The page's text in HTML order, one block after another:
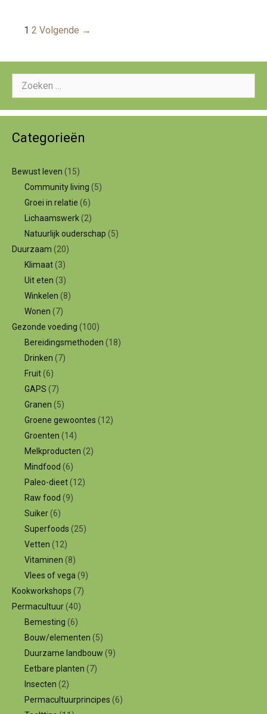
Berichtnavigatie
1 2 Volgende →
naar:
Categorieën
Bewust leven (15)
Community living (5)
Groei in relatie (6)
Lichaamswerk(2)
Natuurlijk ouderschap (5)
Duurzaam (20)
Klimaat(3)
Uit eten (3)
Winkelen (8)
Wonen (7)
Gezonde voeding (100)
Bereidingsmethoden (18)
Drinken (7)
Fruit(6)
GAPS (7)
Granen (5)
Groene gewoontes (12)
Groenten (14)
Melkproducten (2)
Mindfood (6)
Paleo-dieet(12)
Raw food (9)
Suiker(6)
Superfoods (25)
Vetten (12)
Vitaminen (8)
Vlees of vega(9)
Kookworkshops (7)
Permacultuur(40)
Bemesting (6)
Bouw/elementen (5)
Duurzame landbouw (9)
Eetbare planten (7)
Insecten (2)
Permacultuurprincipes (6)